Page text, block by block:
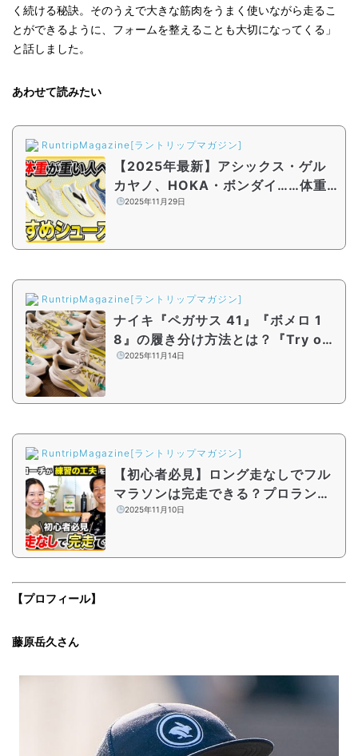
く続ける秘訣。そのうえで大きな筋肉をうまく使いながら走るこ
とができるように、フォームを整えることも大切になってくる」
と話しました。
あわせて読みたい
RuntripMagazine[ラントリップマガジン]
【2025年最新】アシックス・ゲル
カヤノ、HOKA・ボンダイ……体重
が重い人向けランニングシューズ6
2025年11月29日
RuntripMagazine[ラントリップマガジン]
ナイキ『ペガサス 41』『ボメロ 1
8』の履き分け方法とは？『Try on
”NIKE” by Runtrip』イベントレポ
2025年11月14日
RuntripMagazine[ラントリップマガジン]
【初心者必見】ロング走なしでフル
マラソンは完走できる？プロランニ
ングコーチが練習のコツを解説
2025年11月10日
【プロフィール】
藤原岳久さん